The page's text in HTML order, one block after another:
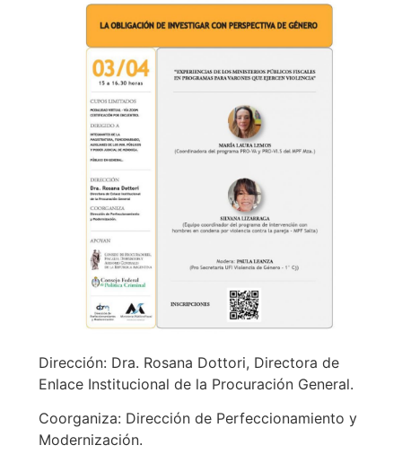
Dirección: Dra. Rosana Dottori, Directora de
Enlace Institucional de la Procuración General.
Coorganiza: Dirección de Perfeccionamiento y
Modernización.